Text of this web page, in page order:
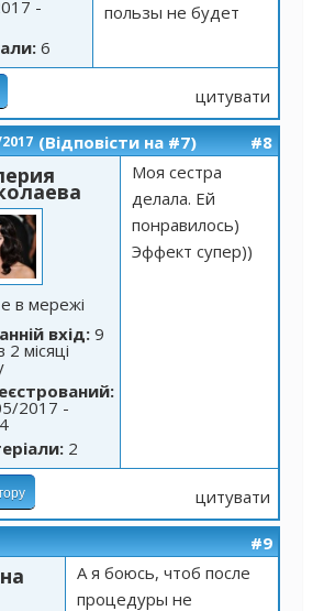
-
6
пользы не будет
цитувати
(Відповісти на #7) #8
в мережі
вхід: 9
2 місяці
2017 -
2
Моя сестра
делала. Ей
понравилось)
Эффект супер))
цитувати
#9
А я боюсь, чтоб после
процедуры не